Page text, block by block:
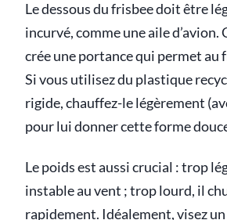
Le dessous du frisbee doit être
incurvé, comme une aile
crée une portance qui permet au
Si vous utilisez du plastique
rigide, chauffez-le légèrement
pour lui donner cette forme
Le poids est aussi crucial : trop
instable au vent ; trop lourd, il
rapidement. Idéalement, visez